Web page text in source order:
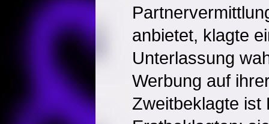
anbietet, klagte
Unterlassung
Werbung auf
Zweitbeklagte ist